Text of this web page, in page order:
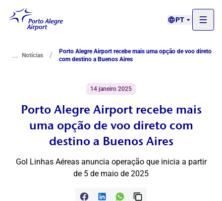
PT
... Notícias /
Porto Alegre Airport recebe mais uma opção de voo direto
com destino a Buenos Aires
14 janeiro 2025
Porto Alegre Airport recebe mais
uma opção de voo direto com
destino a Buenos Aires
Gol Linhas Aéreas anuncia operação que inicia a partir
de 5 de maio de 2025